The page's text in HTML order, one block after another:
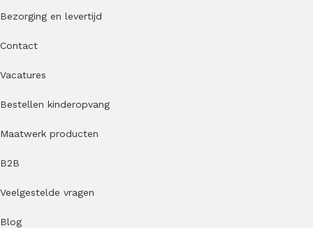
Bezorging en levertijd
Contact
Vacatures
Bestellen kinderopvang
Maatwerk producten
B2B
Veelgestelde vragen
Blog